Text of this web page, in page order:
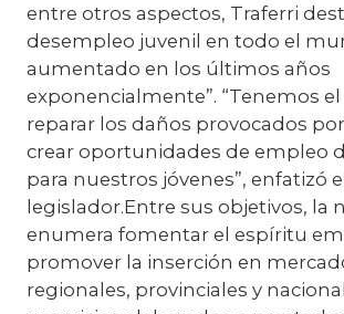
entre otros aspectos, Traferri
desempleo juvenil en todo el
aumentado en los últimos años
exponencialmente”. “Tenemos
reparar los daños provocados
crear oportunidades de empleo
para nuestros jóvenes”, enfatizó
legislador.Entre sus objetivos, la
enumera fomentar el espíritu
promover la inserción en
regionales, provinciales y